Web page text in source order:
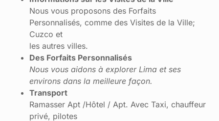
Nous vous proposons des Forfaits
Personnalisés, comme des Visites de la Ville;
Cuzco et
les autres villes.
Des Forfaits Personnalisés
Nous vous aidons à explorer Lima et ses
environs dans la meilleure façon.
Transport
Ramasser Apt /Hôtel / Apt. Avec Taxi, chauffeur
privé, pilotes